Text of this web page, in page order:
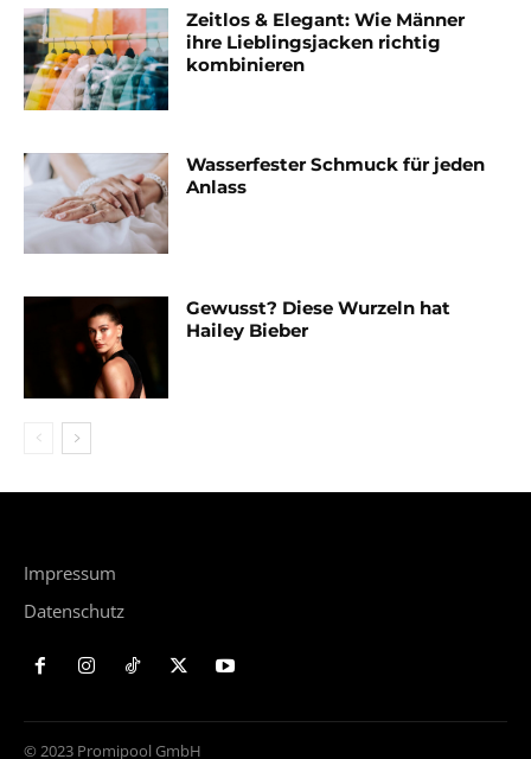
Zeitlos & Elegant: Wie Männer
ihre Lieblingsjacken richtig
kombinieren
Wasserfester Schmuck für jeden
Anlass
Gewusst? Diese Wurzeln hat
Hailey Bieber
Impressum
Datenschutz
© 2023 Promipool GmbH